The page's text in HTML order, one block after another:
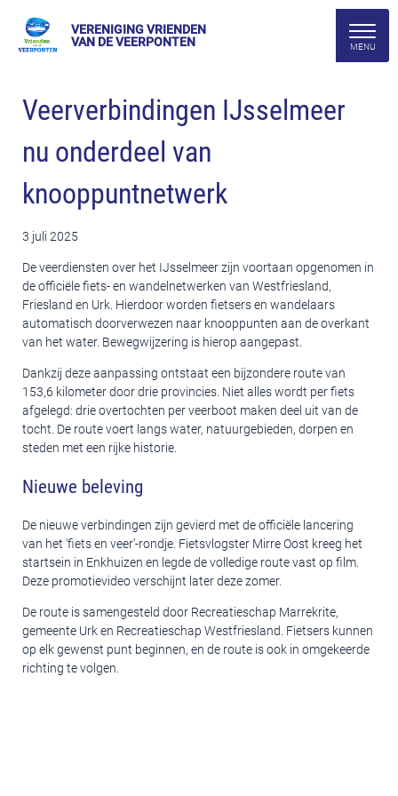
VERENIGING VRIENDEN
VAN DE VEERPONTEN
Veerverbindingen IJsselmeer
nu onderdeel van
knooppuntnetwerk
3 juli 2025
De veerdiensten over het IJsselmeer zijn voortaan opgenomen in
de officiële fiets- en wandelnetwerken van Westfriesland,
Friesland en Urk. Hierdoor worden fietsers en wandelaars
automatisch doorverwezen naar knooppunten aan de overkant
van het water. Bewegwijzering is hierop aangepast.
Dankzij deze aanpassing ontstaat een bijzondere route van
153,6 kilometer door drie provincies. Niet alles wordt per fiets
afgelegd: drie overtochten per veerboot maken deel uit van de
tocht. De route voert langs water, natuurgebieden, dorpen en
steden met een rijke historie.
Nieuwe beleving
De nieuwe verbindingen zijn gevierd met de officiële lancering
van het ‘fiets en veer’-rondje. Fietsvlogster Mirre Oost kreeg het
startsein in Enkhuizen en legde de volledige route vast op film.
Deze promotievideo verschijnt later deze zomer.
De route is samengesteld door Recreatieschap Marrekrite,
gemeente Urk en Recreatieschap Westfriesland. Fietsers kunnen
op elk gewenst punt beginnen, en de route is ook in omgekeerde
richting te volgen.